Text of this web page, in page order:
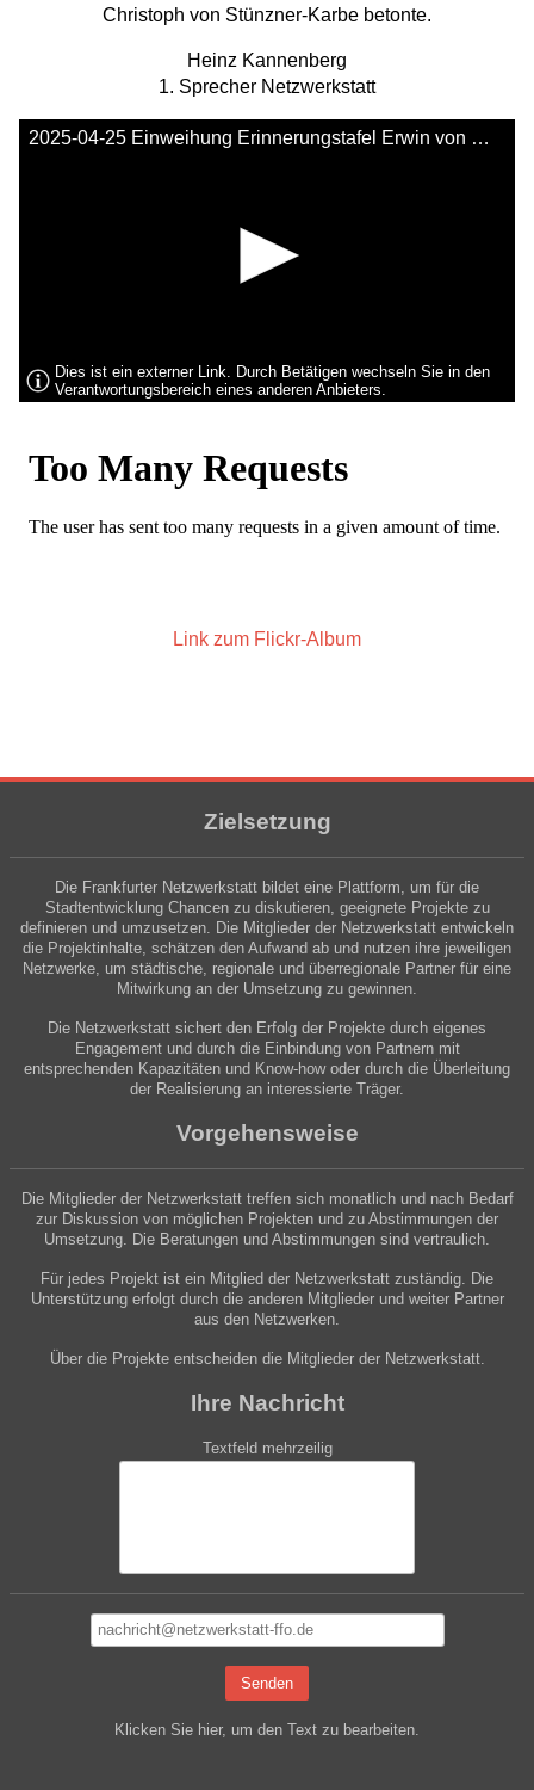
Christoph von Stünzner-Karbe betonte.
Heinz Kannenberg
1. Sprecher Netzwerkstatt
2025-04-25 Einweihung Erinnerungstafel Erwin von Witzleben
Dies ist ein externer Link. Durch Betätigen wechseln Sie in den
Verantwortungsbereich eines anderen Anbieters.
Link zum Flickr-Album
Zielsetzung
Die Frankfurter Netzwerkstatt bildet eine Plattform, um für die
Stadtentwicklung Chancen zu diskutieren, geeignete Projekte zu
definieren und umzusetzen. Die Mitglieder der Netzwerkstatt entwickeln
die Projektinhalte, schätzen den Aufwand ab und nutzen ihre jeweiligen
Netzwerke, um städtische, regionale und überregionale Partner für eine
Mitwirkung an der Umsetzung zu gewinnen.
Die Netzwerkstatt sichert den Erfolg der Projekte durch eigenes
Engagement und durch die Einbindung von Partnern mit
entsprechenden Kapazitäten und Know-how oder durch die Überleitung
der Realisierung an interessierte Träger.
Vorgehensweise
Die Mitglieder der Netzwerkstatt treffen sich monatlich und nach Bedarf
zur Diskussion von möglichen Projekten und zu Abstimmungen der
Umsetzung. Die Beratungen und Abstimmungen sind vertraulich.
Für jedes Projekt ist ein Mitglied der Netzwerkstatt zuständig. Die
Unterstützung erfolgt durch die anderen Mitglieder und weiter Partner
aus den Netzwerken.
Über die Projekte entscheiden die Mitglieder der Netzwerkstatt.
Ihre Nachricht
Textfeld mehrzeilig
Senden
Klicken Sie hier, um den Text zu bearbeiten.